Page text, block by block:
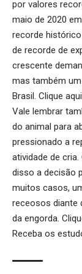
por valores
maio de 2020
recorde
de recorde de
crescente
mas também
Brasil. Clique aqui
Vale lembrar
do animal para
pressionado a
atividade de cria.
disso a decisão
muitos casos,
receosos diante
da engorda.
Receba os